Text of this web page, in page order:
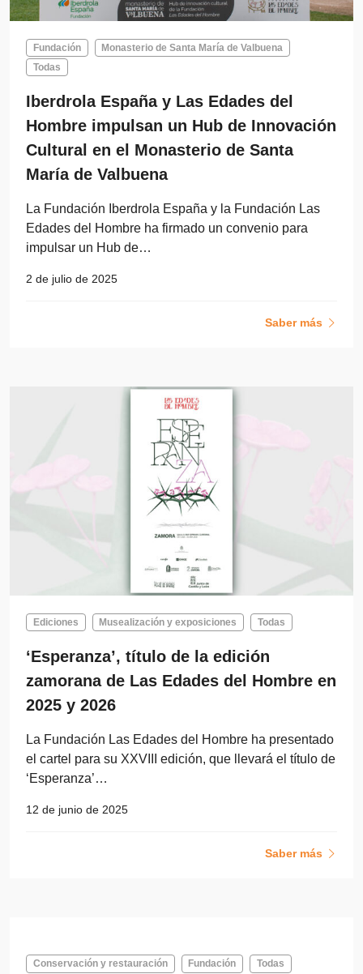
Fundación
Monasterio de Santa María de Valbuena
Todas
Iberdrola España y Las Edades del
Hombre impulsan un Hub de Innovación
Cultural en el Monasterio de Santa
María de Valbuena
La Fundación Iberdrola España y la Fundación Las
Edades del Hombre ha firmado un convenio para
impulsar un Hub de…
2 de julio de 2025
Saber más
Ediciones Musealización y exposiciones Todas
‘Esperanza’, título de la edición
zamorana de Las Edades del Hombre en
2025 y 2026
La Fundación Las Edades del Hombre ha presentado
el cartel para su XXVIII edición, que llevará el título de
‘Esperanza’…
12 de junio de 2025
Saber más
Conservación y restauración Fundación Todas